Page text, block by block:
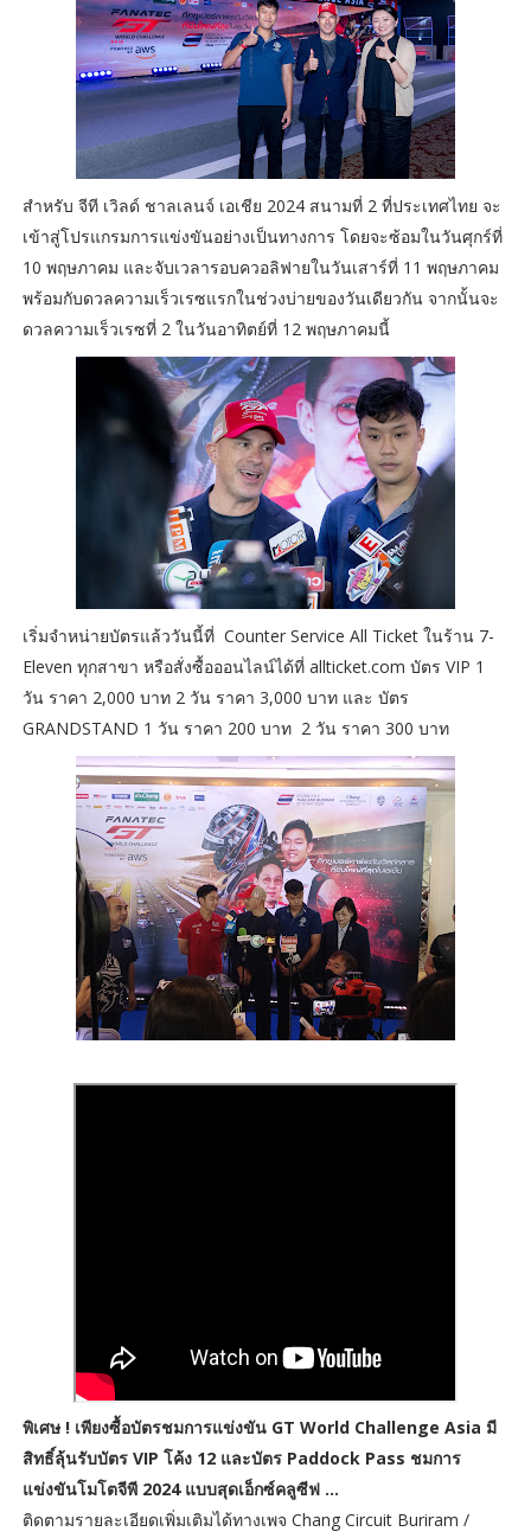
สำหรับ จีที เวิลด์ ชาลเลนจ์ เอเชีย 2024 สนามที่ 2 ที่ประเทศไทย จะ
เข้าสู่โปรแกรมการแข่งขันอย่างเป็นทางการ โดยจะซ้อมในวันศุกร์ที่
10 พฤษภาคม และจับเวลารอบควอลิฟายในวันเสาร์ที่ 11 พฤษภาคม
พร้อมกับดวลความเร็วเรซแรกในช่วงบ่ายของวันเดียวกัน จากนั้นจะ
ดวลความเร็วเรซที่ 2 ในวันอาทิตย์ที่ 12 พฤษภาคมนี้
เริ่มจำหน่ายบัตรแล้ววันนี้ที่ Counter Service All Ticket ในร้าน 7-
Eleven ทุกสาขา หรือสั่งซื้อออนไลน์ได้ที่ allticket.com บัตร VIP 1
วัน ราคา 2,000 บาท 2 วัน ราคา 3,000 บาท และ บัตร
GRANDSTAND 1 วัน ราคา 200 บาท 2 วัน ราคา 300 บาท
พิเศษ ! เพียงซื้อบัตรชมการแข่งขัน GT World Challenge Asia มี
สิทธิ์ลุ้นรับบัตร VIP โค้ง 12 และบัตร Paddock Pass ชมการ
แข่งขันโมโตจีพี 2024 แบบสุดเอ็กซ์คลูซีฟ ...
ติดตามรายละเอียดเพิ่มเติมได้ทางเพจ Chang Circuit Buriram /